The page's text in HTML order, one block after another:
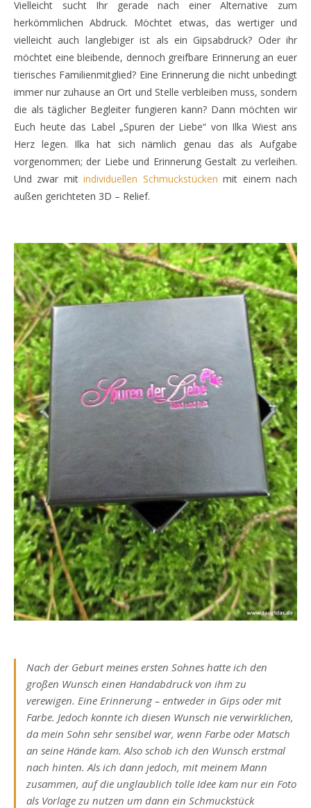
Vielleicht sucht Ihr gerade nach einer Alternative zum
herkömmlichen Abdruck. Möchtet etwas, das wertiger und
vielleicht auch langlebiger ist als ein Gipsabdruck? Oder ihr
möchtet eine bleibende, dennoch greifbare Erinnerung an euer
tierisches Familienmitglied? Eine Erinnerung die nicht unbedingt
immer nur zuhause an Ort und Stelle verbleiben muss, sondern
die als täglicher Begleiter fungieren kann? Dann möchten wir
Euch heute das Label „Spuren der Liebe“ von Ilka Wiest ans
Herz legen. Ilka hat sich nämlich genau das als Aufgabe
vorgenommen; der Liebe und Erinnerung Gestalt zu verleihen.
Und zwar mitindividuellen Schmuckstücken mit einem nach
außen gerichteten 3D – Relief.
Nach der Geburt meines ersten Sohnes hatte ich den
großen Wunsch einen Handabdruck von ihm zu
verewigen. Eine Erinnerung – entweder in Gips oder mit
Farbe. Jedoch konnte ich diesen Wunsch nie verwirklichen,
da mein Sohn sehr sensibel war, wenn Farbe oder Matsch
an seine Hände kam. Also schob ich den Wunsch erstmal
nach hinten. Als ich dann jedoch, mit meinem Mann
zusammen, auf die unglaublich tolle Idee kam nur ein Foto
als Vorlage zu nutzen um dann ein Schmuckstück